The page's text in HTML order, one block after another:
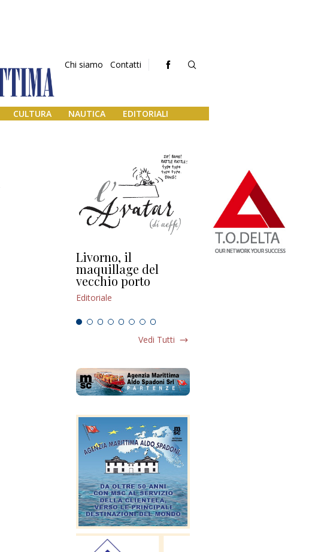
Chi siamo Contatti
CULTURA NAUTICA EDITORIALI
Livorno, il
maquillage del
vecchio porto
Editoriale
L’uscita di scena di
Vedi Tutti